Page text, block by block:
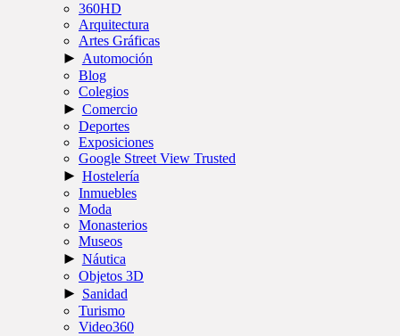
360HD
Arquitectura
Artes Gráficas
► Automoción
Blog
Colegios
► Comercio
Deportes
Exposiciones
Google Street View Trusted
► Hostelería
Inmuebles
Moda
Monasterios
Museos
► Náutica
Objetos 3D
► Sanidad
Turismo
Video360